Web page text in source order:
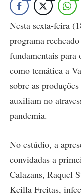
Nesta sexta-feira
programa
fundamentais
como temática a
sobre as
auxiliam no
pandemia.
No estúdio, a
convidadas a
Calazans, Raquel
Keilla Freitas,